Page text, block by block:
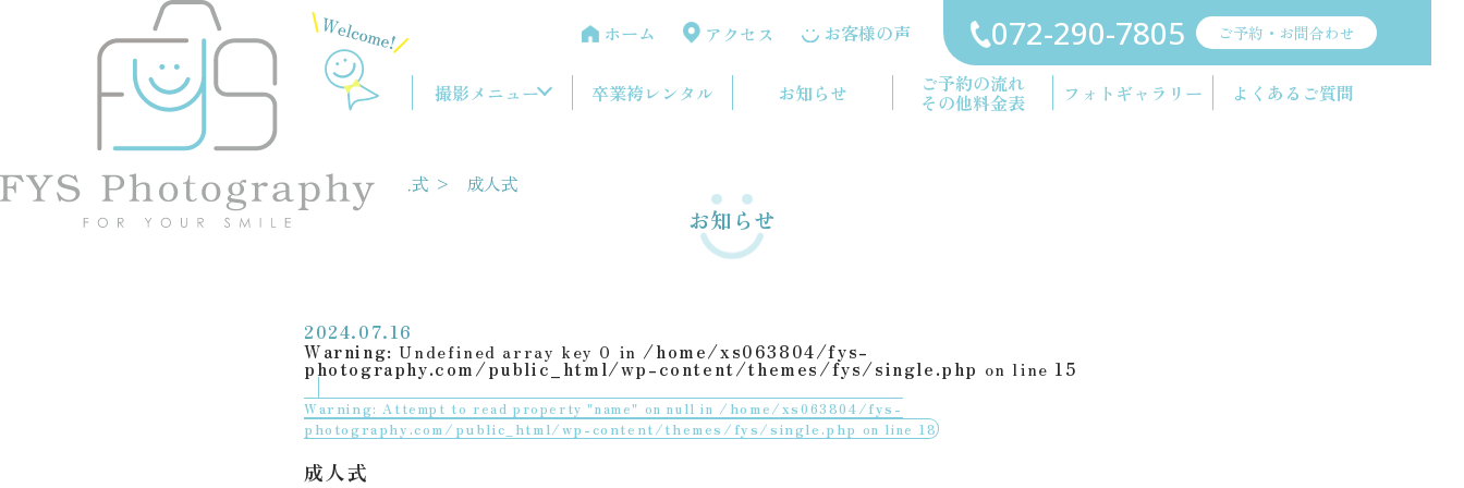
ホーム アクセス お客様の声 072-290-7805 ご予約・お問合わせ
FYSの魅力 スタッフ紹介 撮影メニュー 卒業袴レンタル お知らせ ご予約の流れ
その他料金表 フォト ギャラリー よくあるご質問
ホーム >フォトギャラリー > 成人式 > 成人式
お知らせ
2024.07.16
Warning: Undefined array key 0 in /home/xs063804/fys-
photography.com/public_html/wp-content/themes/fys/single.php on line 15
Warning: Attempt to read property "name" on null in /home/xs063804/fys-
photography.com/public_html/wp-content/themes/fys/single.php on line 18
成人式